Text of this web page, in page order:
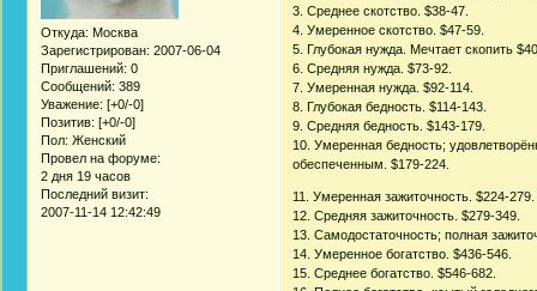
Откуда: Москва
Зарегистрирован: 2007-06-04
Приглашений: 0
Сообщений: 389
Уважение: [+0/-0]
Позитив: [+0/-0]
Пол: Женский
Провел на форуме:
2 дня 19 часов
Последний визит:
2007-11-14 12:42:49
3. Среднее скотство. $38-47.
4. Умеренное скотство. $47-59.
5. Глубокая нужда. Мечтает скопить
6. Средняя нужда. $73-92.
7. Умеренная нужда. $92-114.
8. Глубокая бедность. $114-143.
9. Средняя бедность. $143-179.
10. Умеренная бедность;
обеспеченным. $179-224.
11. Умеренная зажиточность. $224-279.
12. Средняя зажиточность. $279-349.
13. Самодостаточность; полная
14. Умеренное богатство. $436-546.
15. Среднее богатство. $546-682.